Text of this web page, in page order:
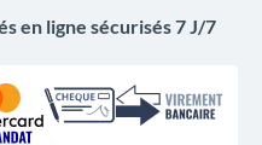
en ligne sécurisés 7 J/7